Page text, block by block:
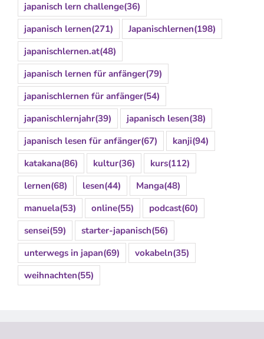
japanisch lern challenge(36)
japanisch lernen(271) Japanischlernen(198)
japanischlernen.at(48)
japanisch lernen für anfänger(79)
japanischlernen für anfänger(54)
japanischlernjahr(39) japanisch lesen(38)
japanisch lesen für anfänger(67) kanji(94)
katakana(86) kultur(36) kurs(112)
lernen(68) lesen(44) Manga(48)
manuela(53) online(55) podcast(60)
sensei(59) starter-japanisch(56)
unterwegs in japan(69) vokabeln(35)
weihnachten(55)